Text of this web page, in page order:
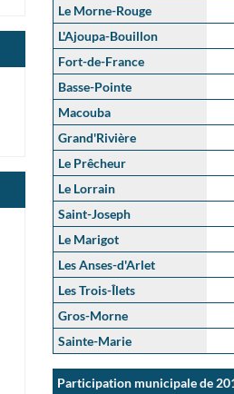
Le Morne-Rouge
L'Ajoupa-Bouillon
Fort-de-France
Basse-Pointe
Macouba
Grand'Rivière
Le Prêcheur
Le Lorrain
Saint-Joseph
Le Marigot
Les Anses-d'Arlet
Les Trois-Îlets
Gros-Morne
Sainte-Marie
Participation municipale de